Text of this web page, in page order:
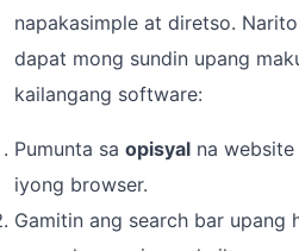
napakasimple at diretso.
dapat mong sundin upang
kailangang software:
Pumunta sa opisyal na
iyong browser.
Gamitin ang search bar upang